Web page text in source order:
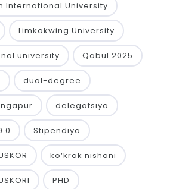
International University
Limkokwing University
university Qabul 2025
dual-degree
delegatsiya
Stipendiya
ko‘krak nishoni
PHD